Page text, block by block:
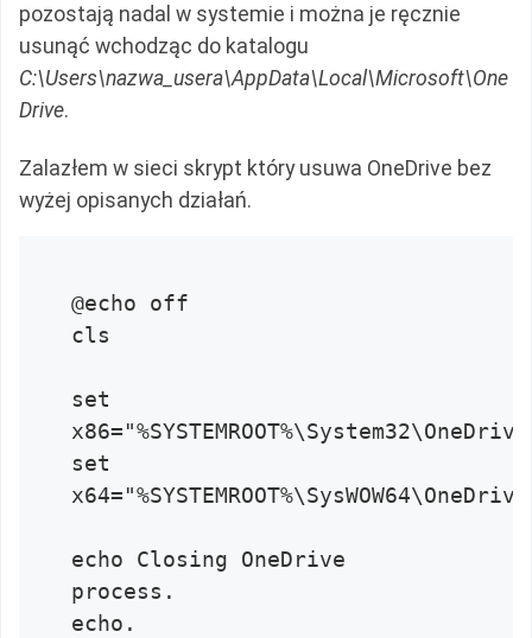
pozostają nadal w systemie i można je ręcznie
usunąć wchodząc do katalogu
C:\Users\nazwa_usera\AppData\Local\Microsoft\One
Drive.
Zalazłem w sieci skrypt który usuwa OneDrive bez
wyżej opisanych działań.
@echo off
cls
set
set
echo Closing OneDrive
process.
echo.